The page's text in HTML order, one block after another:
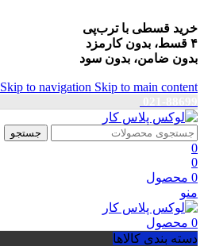
خرید قسطی با ترب‌پی
۴ قسط، بدون کارمزد
بدون ضامن، بدون سود
Skip to navigation Skip to main content
جستجو
0
0
0 محصول
منو
0 محصول
دسته بندی کالاها